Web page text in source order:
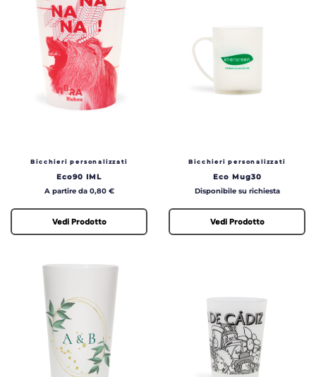
Bicchieri personalizzati
Eco90 IML
Prezzo
A partire da 0,80 €
Vedi Prodotto
Bicchieri personalizzati
Eco Mug30
Prezzo
Disponibile su richiesta
Vedi Prodotto